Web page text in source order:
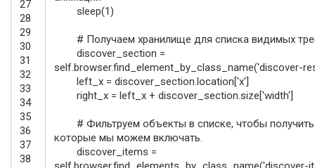
27
28
29
30
31
32
33
34
35
36
37
38
sleep(1)
# Получаем хранилище для списка видимых
discover_section =
selfbrowser.find_element_by_class_name('discover-
left_x = discover_section location['x']
right_x = left_x + discover_section size['width']
# Фильтруем объекты в списке, чтобы получить
которые мы можем включать.
discover_items =